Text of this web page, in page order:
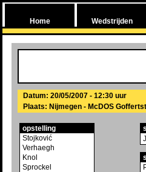
Home Wedstrijden
Datum: 20/05/2007 - 12:30 uur
Plaats: Nijmegen - McDOS
opstelling
Stojković
Verhaegh
Knol
Sprockel